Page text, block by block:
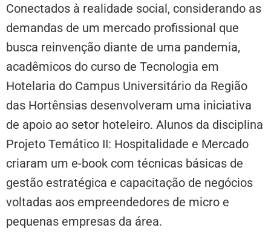
Conectados à realidade social, considerando as
demandas de um mercado profissional que
busca reinvenção diante de uma pandemia,
acadêmicos do curso de Tecnologia em
Hotelaria do Campus Universitário da Região
das Hortênsias desenvolveram uma iniciativa
de apoio ao setor hoteleiro. Alunos da disciplina
Projeto Temático II: Hospitalidade e Mercado
criaram um e-book com técnicas básicas de
gestão estratégica e capacitação de negócios
voltadas aos empreendedores de micro e
pequenas empresas da área.